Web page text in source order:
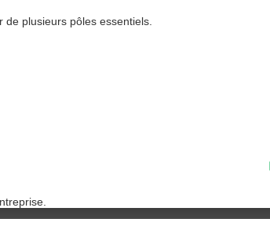
plusieurs pôles essentiels.